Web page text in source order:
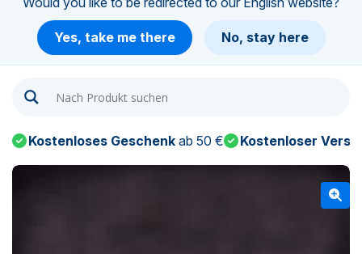
Yes, take me there No, stay here
Kostenloses Geschenk ab 50 € Kostenloser